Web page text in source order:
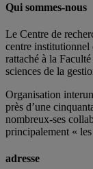
Qui sommes-nous
Le Centre de
centre
rattaché à la
sciences de la
Organisation
près d’une c
nombreux-ses
principalement «
adresse